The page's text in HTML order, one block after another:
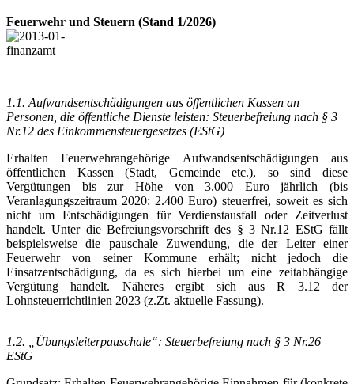
Feuerwehr und Steuern (Stand 1/2026)
1.1. Aufwandsentschädigungen aus öffentlichen Kassen an
Personen, die öffentliche Dienste leisten: Steuerbefreiung nach § 3
Nr.12 des Einkommensteuergesetzes (EStG)
Erhalten Feuerwehrangehörige Aufwandsentschädigungen aus
öffentlichen Kassen (Stadt, Gemeinde etc.), so sind diese
Vergütungen bis zur Höhe von 3.000 Euro jährlich (bis
Veranlagungszeitraum 2020: 2.400 Euro) steuerfrei, soweit es sich
nicht um Entschädigungen für Verdienstausfall oder Zeitverlust
handelt. Unter die Befreiungsvorschrift des § 3 Nr.12 EStG fällt
beispielsweise die pauschale Zuwendung, die der Leiter einer
Feuerwehr von seiner Kommune erhält; nicht jedoch die
Einsatzentschädigung, da es sich hierbei um eine zeitabhängige
Vergütung handelt. Näheres ergibt sich aus R 3.12 der
Lohnsteuerrichtlinien 2023 (z.Zt. aktuelle Fassung).
1.2. „Übungsleiterpauschale“: Steuerbefreiung nach § 3 Nr.26
EStG